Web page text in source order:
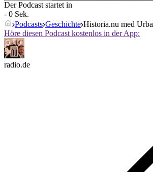
Der Podcast startet in
- 0 Sek.
Podcasts Geschichte Historia.nu med
Höre diesen Podcast kostenlos in der App:
radio.de